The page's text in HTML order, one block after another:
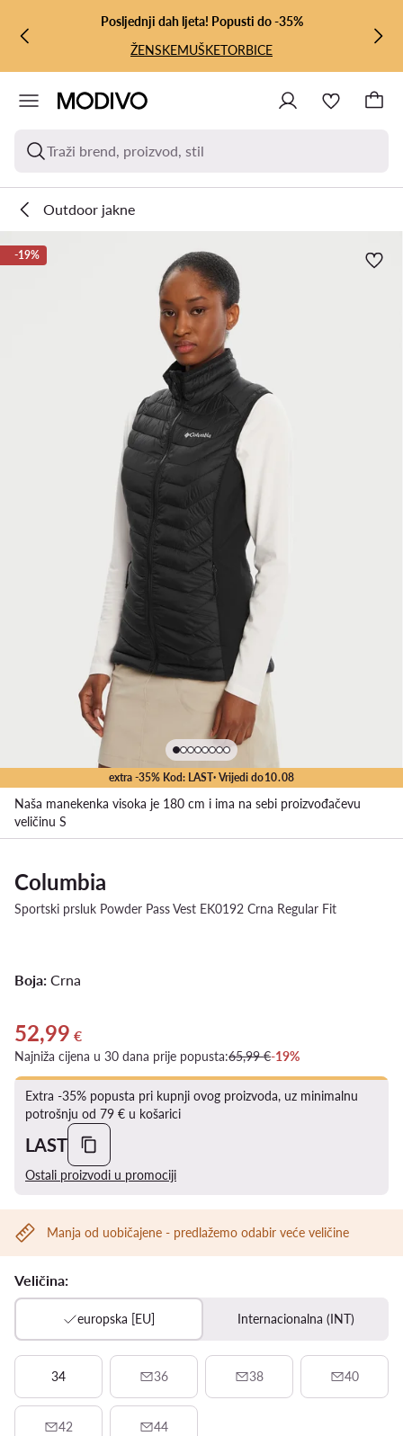
PRIJEĐI NA GLAVNI SADRŽAJ
PRIJEĐI NA PRETRAŽIVANJE
Posljednji dah ljeta! Popusti do -35%
ŽENSKEMUŠKETORBICE
Traži brend, proizvod, stil
Outdoor jakne
extra -35% Kod: LAST· Vrijedi do10.08
-19%
Naša manekenka visoka je 180 cm i ima na sebi proizvođačevu
veličinu S
Columbia
Sportski prsluk Powder Pass Vest EK0192 Crna Regular Fit
Boja: Crna
Trenutna cijena 52,99 €
52,99 €
Najniža cijena u 30 dana prije popusta:65,99 €-19%
Extra -35% popusta pri kupnji ovog proizvoda, uz minimalnu
potrošnju od 79 € u košarici
LAST
Ostali proizvodi u promociji
Manja od uobičajene - predlažemo odabir veće veličine
Veličina:
europska [EU] Internacionalna (INT)
34 36 38 40
42 44